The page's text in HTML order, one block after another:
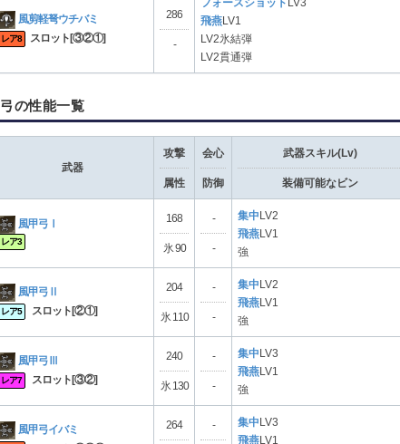
風剪軽弩ウチバミ
レア8 スロット[③②①]
286
-
フォースショット
LV3
飛燕 LV1
LV2氷結弾
LV2貫通弾
弓の性能一覧
武器
攻撃
属性
会心
防御
武器スキル(Lv)
装備可能なビン
風甲弓Ⅰ
レア3
168
氷 90
-
-
集中 LV2
飛燕 LV1
強
風甲弓Ⅱ
レア5 スロット[②①]
204
氷 110
-
-
集中 LV2
飛燕 LV1
強
風甲弓Ⅲ
レア7 スロット[③②]
240
氷 130
-
-
集中 LV3
飛燕 LV1
強
風甲弓イバミ
264 - 集中 LV3
飛燕 LV1